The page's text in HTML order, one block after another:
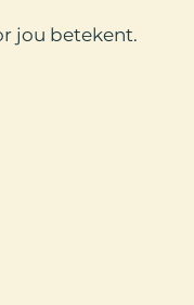
jou betekent.